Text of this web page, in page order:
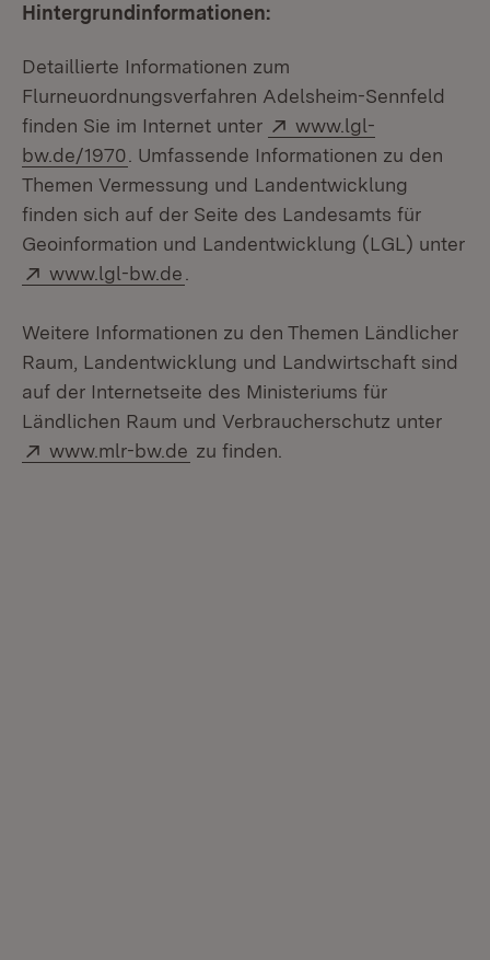
Hintergrundinformationen:
Detaillierte Informationen zum
Flurneuordnungsverfahren Adelsheim-Sennfeld
finden Sie im Internet unter
Extern:
www.lgl-
bw.de/1970 (Öffnet in neuem Fenster)
. Umfassende Informationen zu den
Themen Vermessung und Landentwicklung
finden sich auf der Seite des Landesamts für
Geoinformation und Landentwicklung (LGL) unter
Extern:
www.lgl-bw.de
Weitere Informationen zu den Themen Ländlicher
Raum, Landentwicklung und Landwirtschaft sind
auf der Internetseite des Ministeriums für
Ländlichen Raum und Verbraucherschutz unter
Extern:
www.mlr-bw.de (Öffnet in neuem Fenster)
zu finden.